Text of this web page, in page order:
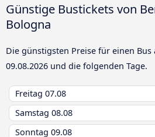
Günstige Bustickets von
Bologna
Die günstigsten Preise für einen Bus
09.08.2026 und die folgenden Tage.
Freitag 07.08
Samstag 08.08
Sonntag 09.08